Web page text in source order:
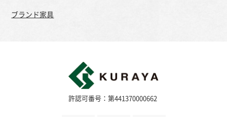
ブランド家具
許認可番号：第441370000662